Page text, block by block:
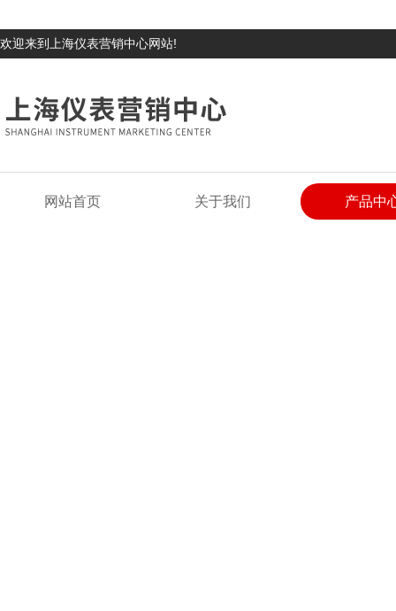
欢迎来到上海仪表营销中心网站!
网站首页 关于我们 产品中